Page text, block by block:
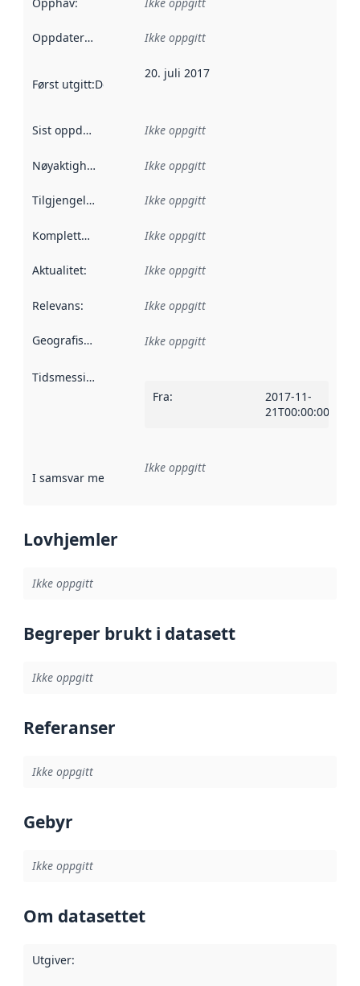
Oppdateringsfrekvens :
Ikke oppgitt
Først utgitt:Denne datoen sier når dataene i dette
20. juli 2017
Sist oppdatert Ikke oppgitt
Nøyaktighet Ikke oppgitt
Tilgjengelighet Ikke oppgitt
Kompletthet Ikke oppgitt
Aktualitet: Ikke oppgitt
Relevans: Ikke oppgitt
Geografisk avgrensning :
Ikke oppgitt
Tidsmessig avgrensning
Fra:
2017-11-
21T00:00:00Z
I samsvar med Referanse til en implementasjonsregel
Ikke oppgitt
Lovhjemler
Ikke oppgitt
Begreper brukt i datasett
Ikke oppgitt
Referanser
Ikke oppgitt
Gebyr
Ikke oppgitt
Om datasettet
Utgiver: